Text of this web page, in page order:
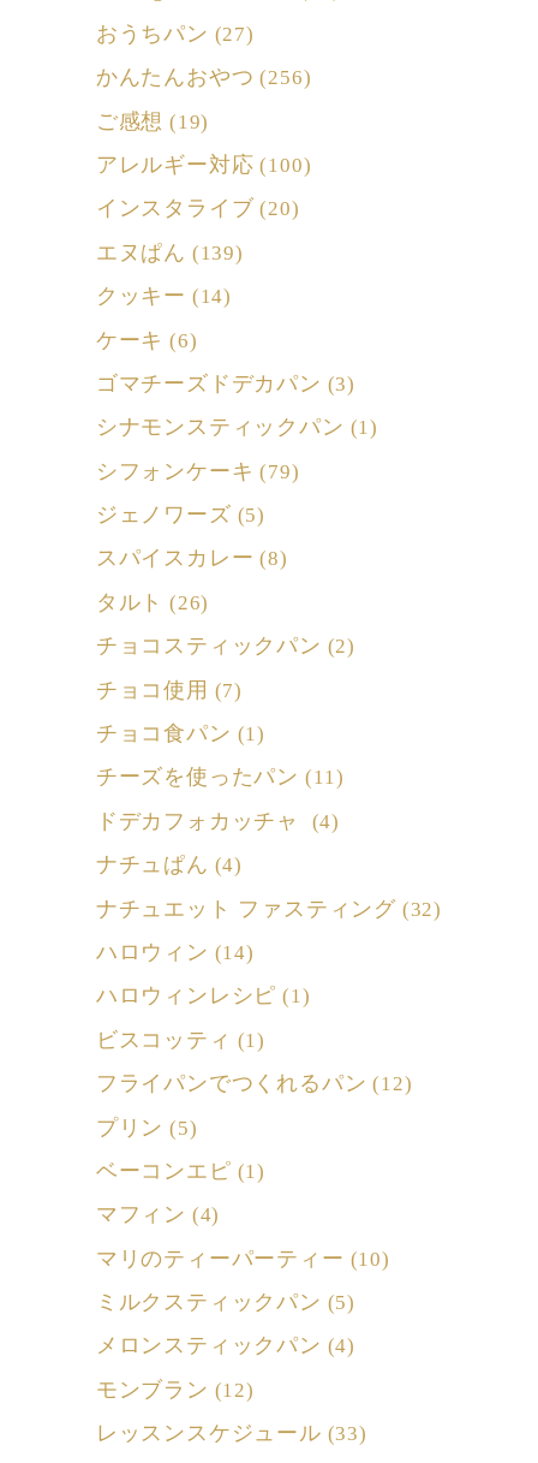
おうちパン (27)
かんたんおやつ (256)
ご感想 (19)
アレルギー対応 (100)
インスタライブ (20)
エヌぱん (139)
クッキー (14)
ケーキ (6)
ゴマチーズドデカパン (3)
シナモンスティックパン (1)
シフォンケーキ (79)
ジェノワーズ (5)
スパイスカレー (8)
タルト (26)
チョコスティックパン (2)
チョコ使用 (7)
チョコ食パン (1)
チーズを使ったパン (11)
ドデカフォカッチャ (4)
ナチュぱん (4)
ナチュエット ファスティング (32)
ハロウィン (14)
ハロウィンレシピ (1)
ビスコッティ (1)
フライパンでつくれるパン (12)
プリン (5)
ベーコンエピ (1)
マフィン (4)
マリのティーパーティー (10)
ミルクスティックパン (5)
メロンスティックパン (4)
モンブラン (12)
レッスンスケジュール (33)